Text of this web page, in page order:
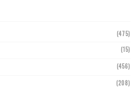
(475)
(15)
(456)
(208)